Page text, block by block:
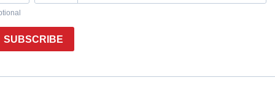
SUBSCRIBE